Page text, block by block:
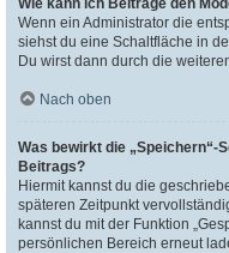
Wie kann ich Beiträge den
Wenn ein Administrator die
siehst du eine Schaltfläche in
Du wirst dann durch die
Nach oben
Was bewirkt die „Speichern“-
Beitrags?
Hiermit kannst du die
späteren Zeitpunkt
kannst du mit der Funktion
persönlichen Bereich erneut